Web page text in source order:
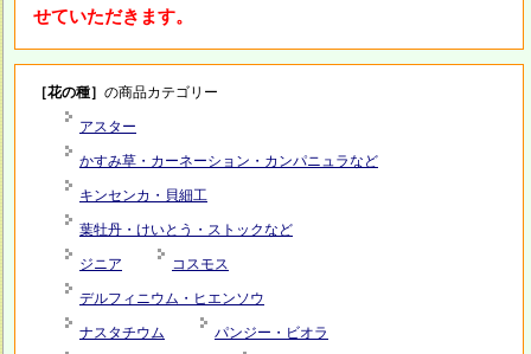
せていただきます。
［花の種］ の商品カテゴリー
アスター
かすみ草・カーネーション・カンパニュラなど
キンセンカ・貝細工
葉牡丹・けいとう・ストックなど
ジニア コスモス
デルフィニウム・ヒエンソウ
ナスタチウム パンジー・ビオラ